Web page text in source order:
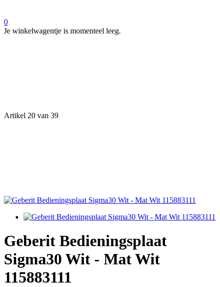
0
Je winkelwagentje is momenteel leeg.
Artikel 20 van 39
Geberit Bedieningsplaat
Sigma30 Wit - Mat Wit
115883111